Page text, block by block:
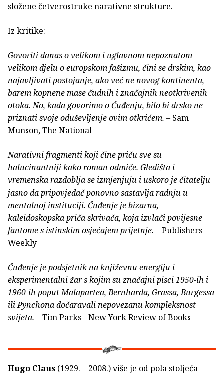
složene četverostruke narativne strukture.
Iz kritike:
Govoriti danas o velikom i uglavnom nepoznatom
velikom djelu o europskom fašizmu, čini se drskim, kao
najavljivati postojanje, ako već ne novog kontinenta,
barem kopnene mase čudnih i značajnih neotkrivenih
otoka. No, kada govorimo o Čuđenju, bilo bi drsko ne
priznati svoje oduševljenje ovim otkrićem. – Sam
Munson, The National
Narativni fragmenti koji čine priču sve su
halucinantniji kako roman odmiče. Gledišta i
vremenska razdoblja se izmjenjuju i uskoro je čitatelju
jasno da pripovjedač ponovno sastavlja radnju u
mentalnoj instituciji. Čuđenje je bizarna,
kaleidoskopska priča skrivača, koja izvlači povijesne
fantome s istinskim osjećajem prijetnje. – Publishers
Weekly
Čuđenje je podsjetnik na književnu energiju i
eksperimentalni žar s kojim su značajni pisci 1950-ih i
1960-ih poput Malapartea, Bernharda, Grassa, Burgessa
ili Pynchona dočaravali nepovezanu kompleksnost
svijeta. – Tim Parks - New York Review of Books
Hugo Claus (1929. – 2008.) više je od pola stoljeća